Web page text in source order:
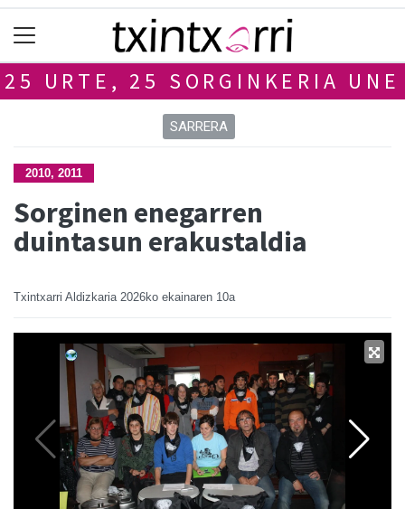
25 URTE, 25 SORGINKERIA UNE
SARRERA
2010, 2011
Sorginen enegarren
duintasun erakustaldia
Txintxarri Aldizkaria 2026ko ekainaren 10a